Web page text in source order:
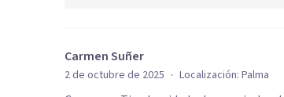
Carmen Suñer
2 de octubre de 2025 · Localización: Palma